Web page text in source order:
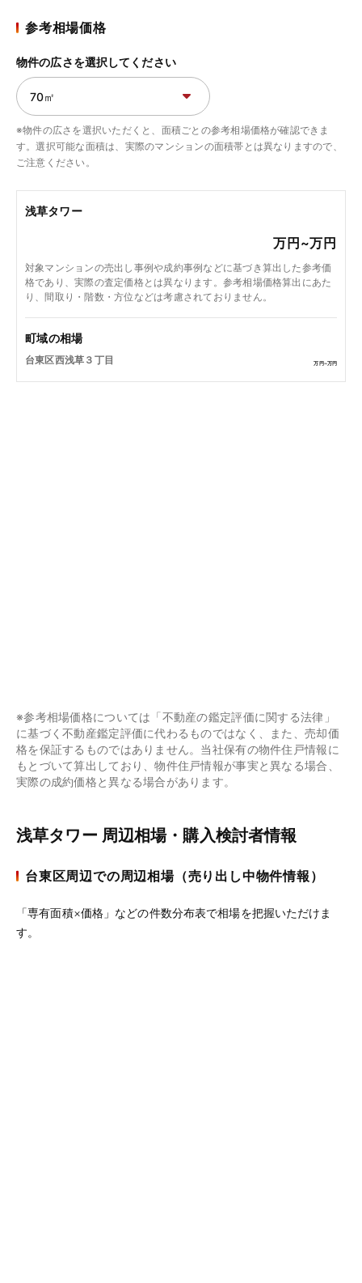
参考相場価格
浅草タワー
万円~万円
対象マンションの売出し事例や成約事例などに基づき算出した参考価
格であり、実際の査定価格とは異なります。参考相場価格算出にあた
り、間取り・階数・方位などは考慮されておりません。
町域の相場
台東区西浅草３丁目 万円~万円
物件の広さを選択してください
※物件の広さを選択いただくと、面積ごとの参考相場価格が確認できま
す。選択可能な面積は、実際のマンションの面積帯とは異なりますので、
ご注意ください。
※参考相場価格については「不動産の鑑定評価に関する法律」
に基づく不動産鑑定評価に代わるものではなく、また、売却価
格を保証するものではありません。当社保有の物件住戸情報に
もとづいて算出しており、物件住戸情報が事実と異なる場合、
実際の成約価格と異なる場合があります。
浅草タワー 周辺相場・購入検討者情報
台東区周辺での周辺相場（売り出し中物件情報）
「専有面積×価格」などの件数分布表で相場を把握いただけま
す。